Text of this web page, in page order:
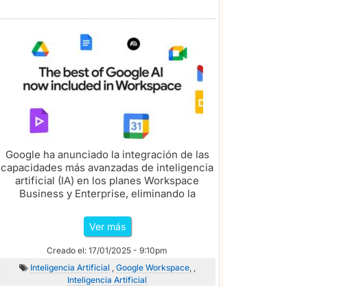
Google ha anunciado la integración de las
capacidades más avanzadas de inteligencia
artificial (IA) en los planes Workspace
Business y Enterprise, eliminando la
Ver más
Creado el: 17/01/2025 - 9:10pm
Inteligencia Artificial , Google Workspace, ,
Inteligencia Artificial